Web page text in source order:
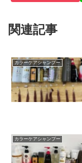
関連記事
カラーケアシャンプー
カラーケアシャンプー